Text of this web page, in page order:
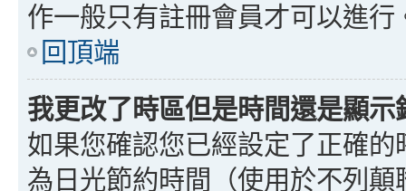
作一般只有註冊會員才可以進
回頂端
我更改了時區但是時間還是顯示
如果您確認您已經設定了正確
為日光節約時間（使用於不列